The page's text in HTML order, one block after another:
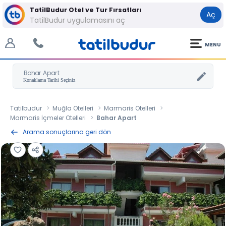
TatilBudur Otel ve Tur Fırsatları
TatilBudur uygulamasını aç
Aç
MENU
Bahar Apart
Tatilbudur Muğla Otelleri
Marmaris Otelleri
Marmaris İçmeler Otelleri
Bahar Apart
Arama sonuçlarına geri dön